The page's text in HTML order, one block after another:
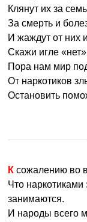
Клянут их за
За смерть и
И жаждут от них
Скажи игле
Пора нам мир
От наркотиков
Остановить
К сожалению во
Что наркотиками
занимаются.
И народы всего